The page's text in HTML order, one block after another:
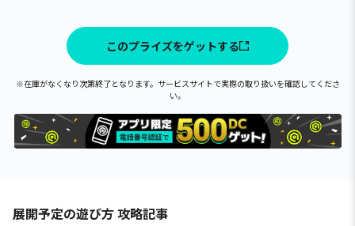
このプライズをゲットする
※在庫がなくなり次第終了となります。サービスサイトで実際の取り扱いを確認してくださ
い。
展開予定の遊び方 攻略記事